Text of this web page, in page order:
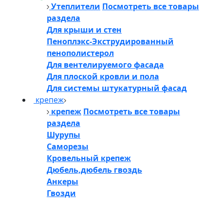
Утеплители Посмотреть все товары
раздела
Для крыши и стен
Пеноплэкс-Экструдированный
пенополистерол
Для вентелируемого фасада
Для плоской кровли и пола
Для системы штукатурный фасад
крепеж
крепеж Посмотреть все товары
раздела
Шурупы
Саморезы
Кровельный крепеж
Дюбель,дюбель гвоздь
Анкеры
Гвозди